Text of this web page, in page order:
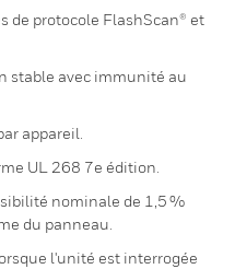
de protocole FlashScan® et
stable avec immunité au
appareil.
UL 268 7e édition.
nominale de 1,5 %
du panneau.
l'unité est interrogée